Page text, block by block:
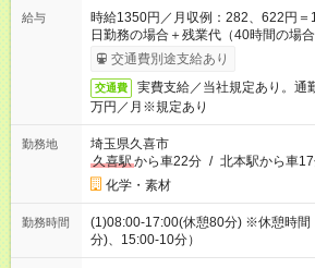
給与
時給1350円／月収例：282、622円
日勤務の場合＋残業代（40時間の場
交通費別途支給あり
交通費
実費支給／当社規定あり。通
万円／月※規定あり
勤務地
埼玉県久喜市
久喜駅から車22分 / 北本駅から車
化学・素材
勤務時間
(1)08:00-17:00(休憩80分) ※休憩時間
分)、15:00-10分）